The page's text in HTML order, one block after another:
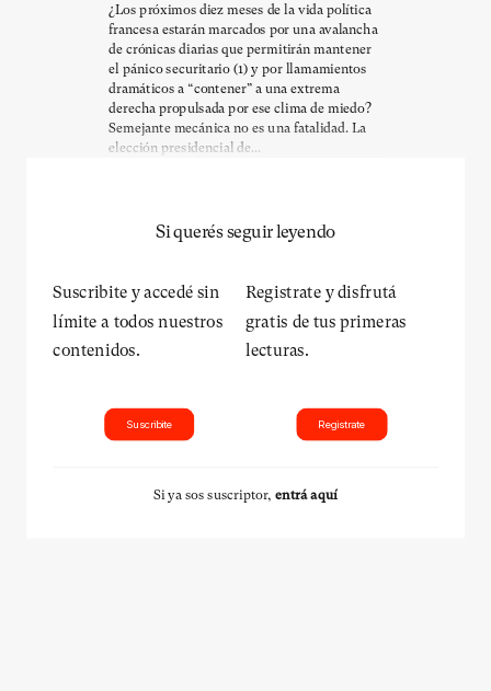
¿Los próximos diez meses de la vida política
francesa estarán marcados por una avalancha
de crónicas diarias que permitirán mantener
el pánico securitario (1) y por llamamientos
dramáticos a “contener” a una extrema
derecha propulsada por ese clima de miedo?
Semejante mecánica no es una fatalidad. La
elección presidencial de...
Si querés seguir leyendo
Suscribite y accedé sin
límite a todos nuestros
contenidos.
Suscribite
Registrate y disfrutá
gratis de tus primeras
lecturas.
Registrate
Si ya sos suscriptor, entrá aquí